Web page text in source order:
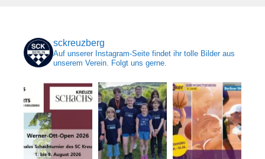
sckreuzberg
Auf unserer Instagram-Seite findet ihr tolle Bilder aus
unserem Verein. Folgt uns gerne.